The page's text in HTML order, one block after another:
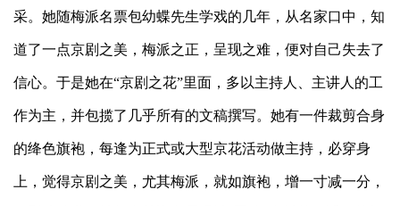
采。她随梅派名票包幼蝶先生学戏的几年，从名家口中，知
道了一点京剧之美，梅派之正，呈现之难，便对自己失去了
信心。于是她在“京剧之花”里面，多以主持人、主讲人的工
作为主，并包揽了几乎所有的文稿撰写。她有一件裁剪合身
的绛色旗袍，每逢为正式或大型京花活动做主持，必穿身
上，觉得京剧之美，尤其梅派，就如旗袍，增一寸减一分，